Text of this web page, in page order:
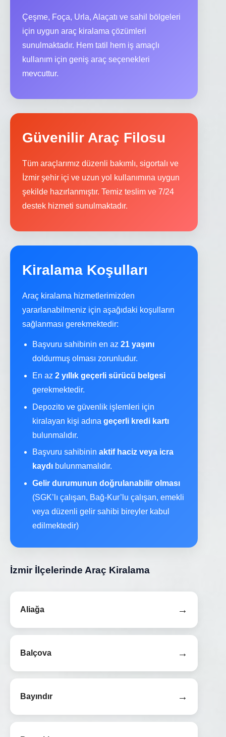
Çeşme, Foça, Urla, Alaçatı ve sahil bölgeleri
için uygun araç kiralama çözümleri
sunulmaktadır. Hem tatil hem iş amaçlı
kullanım için geniş araç seçenekleri
mevcuttur.
Güvenilir Araç Filosu
Tüm araçlarımız düzenli bakımlı, sigortalı ve
İzmir şehir içi ve uzun yol kullanımına uygun
şekilde hazırlanmıştır. Temiz teslim ve 7/24
destek hizmeti sunulmaktadır.
Kiralama Koşulları
Araç kiralama hizmetlerimizden
yararlanabilmeniz için aşağıdaki koşulların
sağlanması gerekmektedir:
Başvuru sahibinin en az 21 yaşını
doldurmuş olması zorunludur.
En az 2 yıllık geçerli sürücü belgesi
gerekmektedir.
Depozito ve güvenlik işlemleri için
kiralayan kişi adına geçerli kredi kartı
bulunmalıdır.
Başvuru sahibinin aktif haciz veya icra
kaydı bulunmamalıdır.
Gelir durumunun doğrulanabilir olması
(SGK’lı çalışan, Bağ-Kur’lu çalışan, emekli
veya düzenli gelir sahibi bireyler kabul
edilmektedir)
İzmir İlçelerinde Araç Kiralama
Aliağa →
Balçova →
Bayındır →